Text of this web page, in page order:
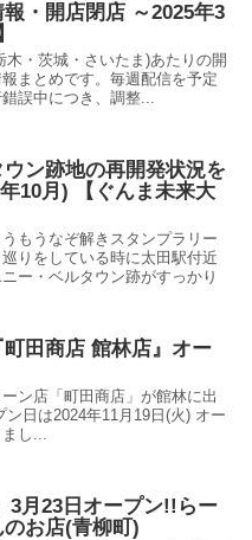
・開店閉店 ～2025年3
木・茨城・さいたま)あたりの開
まとめです。毎週配信を予定
誤中につき、調整...
ン跡地の再開発状況を
10月) 【ぐんま未来大
もうなぞ解きスタンプラリー
りをしている時に太田駅付近
ー・ベルタウン跡がすっかり
田商店 館林店』オー
ン店「町田商店」が館林に出
ン日は2024年11月19日(火) オー
し...
3月23日オープン!!らー
お店(青柳町)